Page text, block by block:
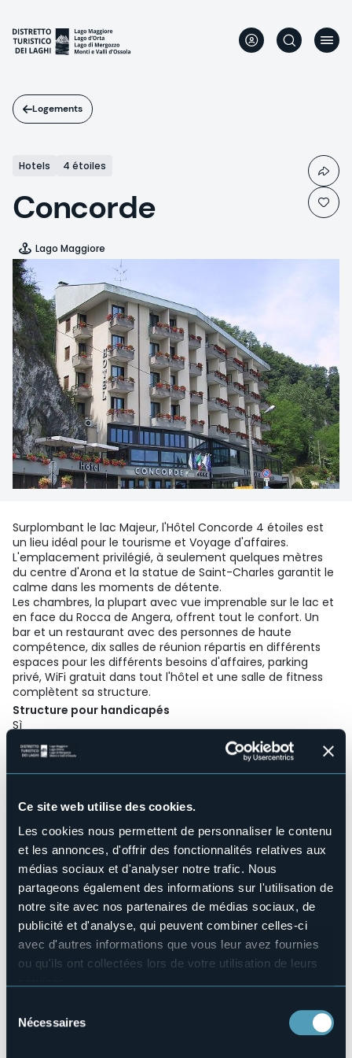
Ce site web utilise des cookies.
Les cookies nous permettent de personnaliser le contenu
et les annonces, d'offrir des fonctionnalités relatives aux
médias sociaux et d'analyser notre trafic. Nous
partageons également des informations sur l'utilisation de
notre site avec nos partenaires de médias sociaux, de
publicité et d'analyse, qui peuvent combiner celles-ci
avec d'autres informations que vous leur avez fournies
ou qu'ils ont collectées lors de votre utilisation de leurs
manière de les gérer et de les supprimer,
cliquez ici
Nécessaires
contenu
principal
Logements
Hotels 4 étoiles
Concorde
Lago Maggiore
Surplombant le lac Majeur, l'Hôtel Concorde 4 étoiles est
un lieu idéal pour le tourisme et Voyage d'affaires.
L'emplacement privilégié, à seulement quelques mètres
du centre d'Arona et la statue de Saint-Charles garantit le
calme dans les moments de détente.
Les chambres, la plupart avec vue imprenable sur le lac et
en face du Rocca de Angera, offrent tout le confort. Un
bar et un restaurant avec des personnes de haute
compétence, dix salles de réunion répartis en différents
espaces pour les différents besoins d'affaires, parking
privé, WiFi gratuit dans tout l'hôtel et une salle de fitness
complètent sa structure.
Structure pour handicapés
Sì
Wellness
No
Sì
No
Animaux acceptés
Sì
Nombres de chambres
82
Nombres de lits
156
E-mail
hotel@concordearona.com
http://www.concordearona.com